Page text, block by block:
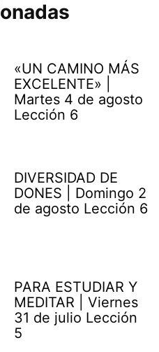
«UN CAMINO MÁS
EXCELENTE» |
Martes 4 de agosto
Lección 6
DIVERSIDAD DE
DONES | Domingo 2
de agosto Lección 6
PARA ESTUDIAR Y
MEDITAR | Viernes
31 de julio Lección
5